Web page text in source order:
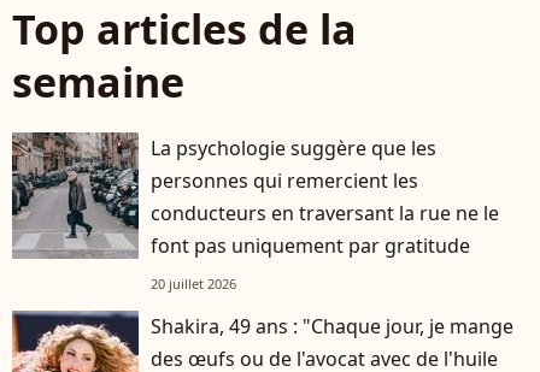
Top articles de la
semaine
La psychologie suggère que les
personnes qui remercient les
conducteurs en traversant la rue ne le
font pas uniquement par gratitude
20 juillet 2026
Shakira, 49 ans : "Chaque jour, je mange
des œufs ou de l'avocat avec de l'huile